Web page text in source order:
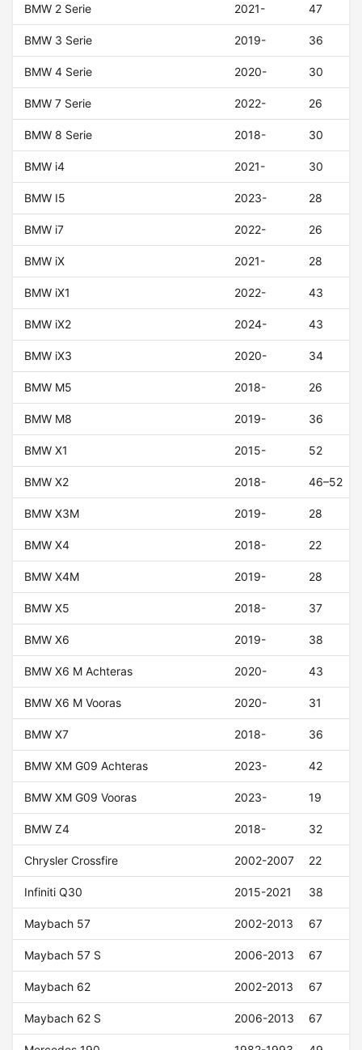
BMW 2 Serie 2021- 47
BMW 3 Serie 2019- 36
BMW 4 Serie 2020- 30
BMW 7 Serie 2022- 26
BMW 8 Serie 2018- 30
BMW i4 2021- 30
BMW I5 2023- 28
BMW i7 2022- 26
BMW iX 2021- 28
BMW iX1 2022- 43
BMW iX2 2024- 43
BMW iX3 2020- 34
BMW M5 2018- 26
BMW M8 2019- 36
BMW X1 2015- 52
BMW X2 2018- 46–52
BMW X3M 2019- 28
BMW X4 2018- 22
BMW X4M 2019- 28
BMW X5 2018- 37
BMW X6 2019- 38
BMW X6 M Achteras 2020- 43
BMW X6 M Vooras 2020- 31
BMW X7 2018- 36
BMW XM G09 Achteras 2023- 42
BMW XM G09 Vooras 2023- 19
BMW Z4 2018- 32
Chrysler Crossfire 2002-2007 22
Infiniti Q30 2015-2021 38
Maybach 57 2002-2013 67
Maybach 57 S 2006-2013 67
Maybach 62 2002-2013 67
Maybach 62 S 2006-2013 67